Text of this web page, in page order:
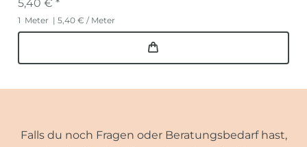
5,40 € *
1 Meter | 5,40 € / Meter
Falls du noch Fragen oder Beratungsbedarf hast,